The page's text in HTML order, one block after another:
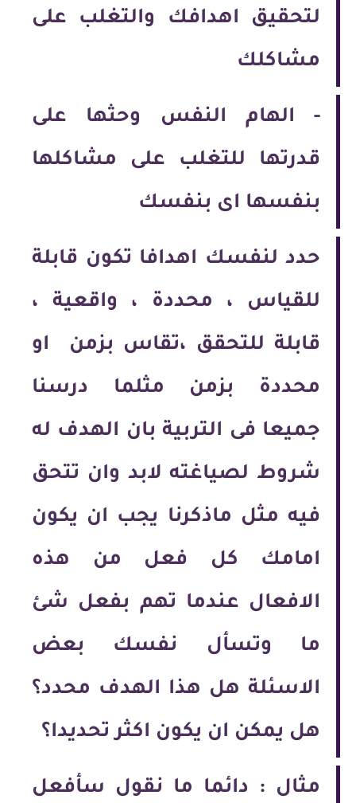
لتحقيق اهدافك والتغلب على
مشاكلك
- الهام النفس وحثها على
قدرتها للتغلب على مشاكلها
بنفسها اى بنفسك
حدد لنفسك اهدافا تكون قابلة
للقياس ، محددة ، واقعية ،
قابلة للتحقق ،تقاس بزمن او
محددة بزمن مثلما درسنا
جميعا فى التربية بان الهدف له
شروط لصياغته لابد وان تتحق
فيه مثل ماذكرنا يجب ان يكون
امامك كل فعل من هذه
الافعال عندما تهم بفعل شئ
ما وتسأل نفسك بعض
الاسئلة هل هذا الهدف محدد؟
هل يمكن ان يكون اكثر تحديدا؟
مثال : دائما ما نقول سأفعل